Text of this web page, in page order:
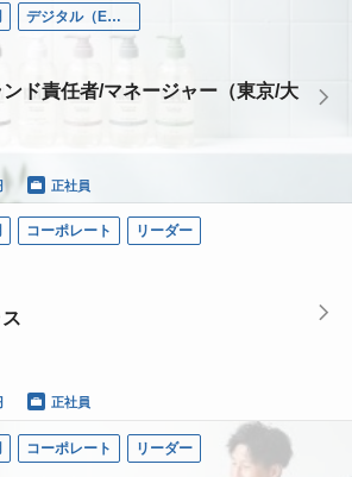
デジタル（EC）
ド責任者/マネージャー（東京/大
正社員
コーポレート リーダー
正社員
コーポレート リーダー